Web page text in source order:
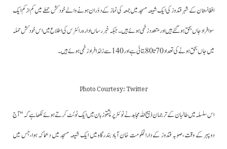
افغانستان کے شہر قندوز کی ایک شیعہ مسجد میں جمعہ کی نماز کے دؤران ہونے والے خودکش حملے میں کم ازکم ایک
سو افرادجاں بحق ہوگئے ہیں اور متعدد زخمی ہوئے ہیں۔جبکہ خبررساں ادارہ رائٹرس کی اطلاع میں اس خودکش حملہ
میں جاں بحق ہونے کی تعداد 70 تا 80 بتائی ہے اور 140 سے زائد افراد زخمی ہوئے ہیں۔
Photo Courtesy: Twitter
اس سلسلہ میں طالبان کے ترجمان ذبیح اللہ مجاہد نے ٹوئٹر پر پشتو زبان میں ایک ٹوئٹ کرتے ہوئے لکھا ہے کہ "آج
دوپہر کے وقت،صوبہ قندوز کے دارالحکومت خان آباد بندرگاہ میں ایک شیعہ مسجد میں دھماکہ ہوا،جس میں